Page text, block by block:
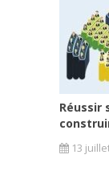
Réussir
13